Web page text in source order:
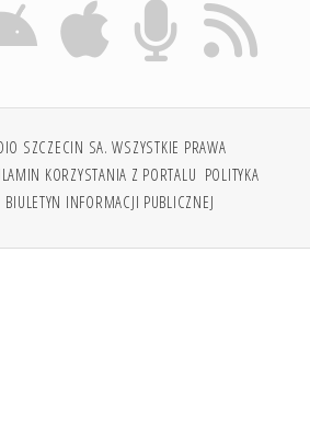
SZCZECIN SA. WSZYSTKIE PRAWA
KORZYSTANIA Z PORTALU POLITYKA
BIULETYN INFORMACJI PUBLICZNEJ